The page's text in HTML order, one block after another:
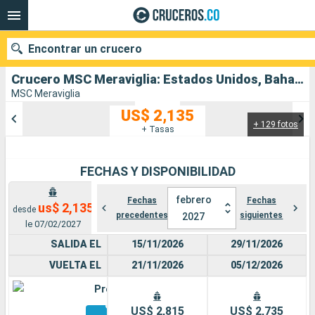
Crucero MSC Meraviglia: Estados Unidos, Bahamas salida desde Miami
MSC Meraviglia
+ 129 fotos
US$ 2,135
+ Tasas
FECHAS Y DISPONIBILIDAD
desde us$ 2,135
le 07/02/2027
Fechas
precedentes
febrero
2027
Fechas
siguientes
SALIDA EL
VUELTA EL
Premium
Otros
15/11/2026
21/11/2026
US$ 2,815
29/11/2026
05/12/2026
US$ 2,735
Encontrar un crucero
Puertos Compañías
Buscar